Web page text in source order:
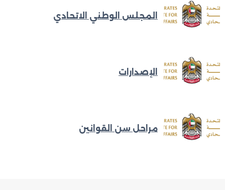
المجلس الوطني الاتحادي
الإصدارات
مراحل سن القوانين